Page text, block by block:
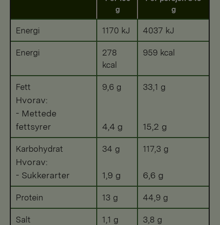
g
g
Energi 1170 kJ 4037 kJ
Energi
278
kcal
959 kcal
Fett
Hvorav:
- Mettede
fettsyrer
9,6 g
4,4 g
33,1 g
15,2 g
Karbohydrat
Hvorav:
- Sukkerarter
34 g
1,9 g
117,3 g
6,6 g
Protein 13 g 44,9 g
Salt 1,1 g 3,8 g